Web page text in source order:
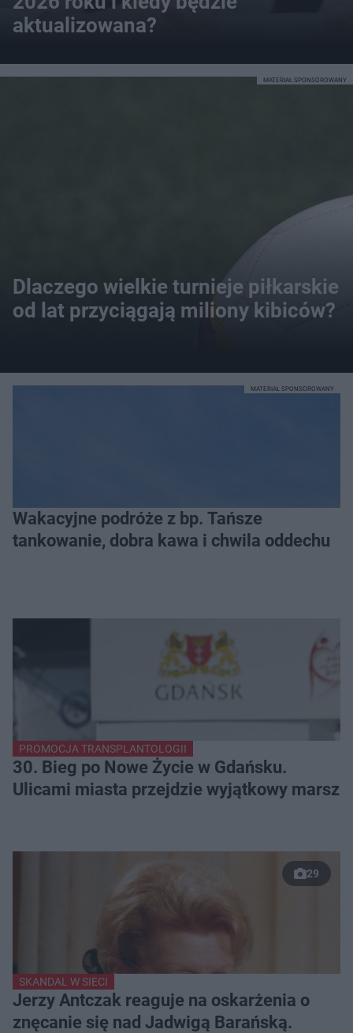
aktualizowana?
Dlaczego wielkie turnieje piłkarskie
od lat przyciągają miliony kibiców?
MATERIAŁ SPONSOROWANY
Wakacyjne podróże z bp. Tańsze
tankowanie, dobra kawa i chwila oddechu
MATERIAŁ SPONSOROWANY
PROMOCJA TRANSPLANTOLOGII
30. Bieg po Nowe Życie w Gdańsku.
Ulicami miasta przejdzie wyjątkowy marsz
29
SKANDAL W SIECI
Jerzy Antczak reaguje na oskarżenia o
znęcanie się nad Jadwigą Barańską.